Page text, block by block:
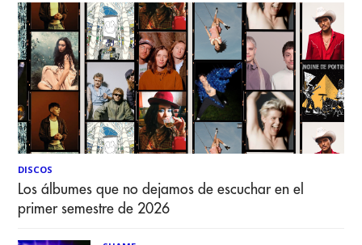
DISCOS
Los álbumes que no dejamos de escuchar en el
primer semestre de 2026